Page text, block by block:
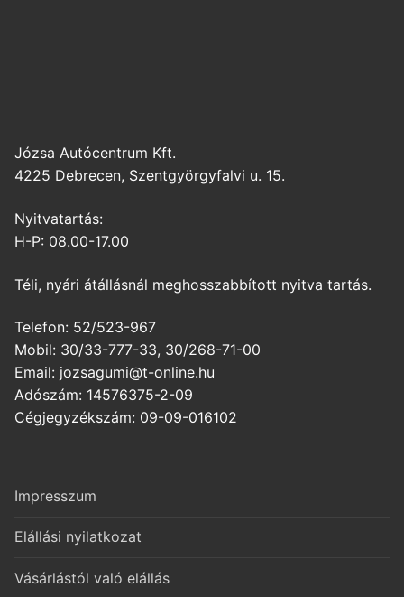
Józsa Autócentrum Kft.
4225 Debrecen, Szentgyörgyfalvi u. 15.
Nyitvatartás:
H-P: 08.00-17.00
Téli, nyári átállásnál meghosszabbított nyitva tartás.
Telefon: 52/523-967
Mobil: 30/33-777-33, 30/268-71-00
Email: jozsagumi@t-online.hu
Adószám: 14576375-2-09
Cégjegyzékszám: 09-09-016102
Impresszum
Elállási nyilatkozat
Vásárlástól való elállás